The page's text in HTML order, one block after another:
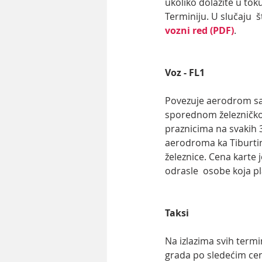
Terminiju. U slučaju
vozni red (PDF).
Voz - FL1
Povezuje aerodrom
sporednom
praznicima na svakih
aerodroma ka
železnice. Cena
odrasle  osobe koja
Taksi
Na izlazima svih
grada po sledećim